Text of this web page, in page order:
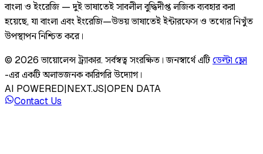
বাংলা ও ইংরেজি — দুই ভাষাতেই সাবলীল বুদ্ধিদীপ্ত লজিক ব্যবহার করা
হয়েছে, যা বাংলা এবং ইংরেজি—উভয় ভাষাতেই ইন্টারফেস ও তথ্যের নিখুঁত
উপস্থাপন নিশ্চিত করে।
© 2026 ভায়োলেন্স ট্র্যাকার.সর্বস্বত্ব সংরক্ষিত। জনস্বার্থে এটিডেল্টা ফ্লো
-এর একটি অলাভজনক কারিগরি উদ্যোগ।
AI POWERED|NEXT.JS|OPEN DATA
Contact Us